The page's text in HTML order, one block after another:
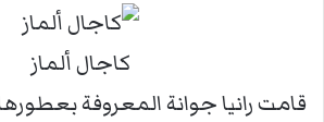
كاجال ألماز
قامت رانيا جوانة المعروفة